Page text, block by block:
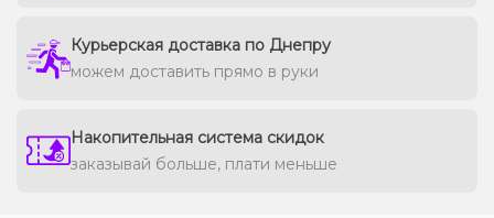
Курьерская доставка по Днепру
можем доставить прямо в руки
Накопительная система скидок
заказывай больше, плати меньше